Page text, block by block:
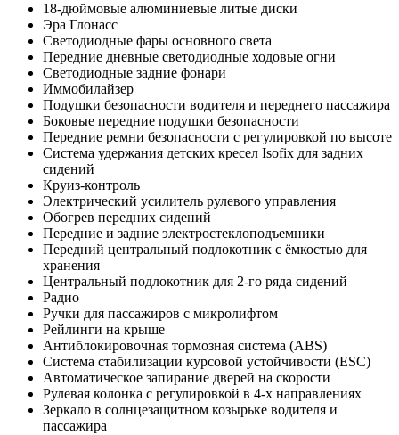
18-дюймовые алюминиевые литые диски
Эра Глонасс
Светодиодные фары основного света
Передние дневные светодиодные ходовые огни
Светодиодные задние фонари
Иммобилайзер
Подушки безопасности водителя и переднего пассажира
Боковые передние подушки безопасности
Передние ремни безопасности с регулировкой по высоте
Система удержания детских кресел Isofix для задних
сидений
Круиз-контроль
Электрический усилитель рулевого управления
Обогрев передних сидений
Передние и задние электростеклоподъемники
Передний центральный подлокотник с ёмкостью для
хранения
Центральный подлокотник для 2-го ряда сидений
Радио
Ручки для пассажиров с микролифтом
Рейлинги на крыше
Антиблокировочная тормозная система (ABS)
Система стабилизации курсовой устойчивости (ESC)
Автоматическое запирание дверей на скорости
Рулевая колонка с регулировкой в 4-х направлениях
Зеркало в солнцезащитном козырьке водителя и
пассажира